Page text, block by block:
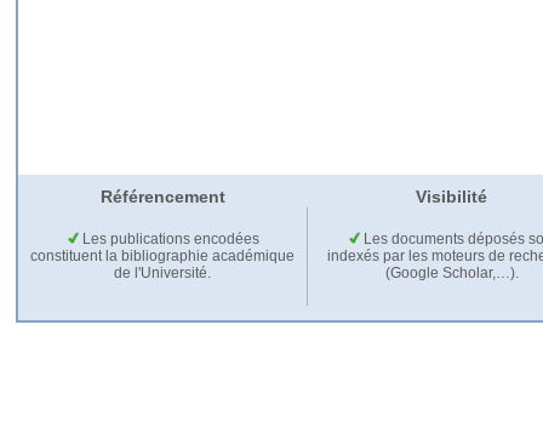
Référencement Visibilité
Les publications encodées
constituent la bibliographie académique
de l'Université.
Les documents déposés
indexés par les moteurs de
(Google Scholar,…).